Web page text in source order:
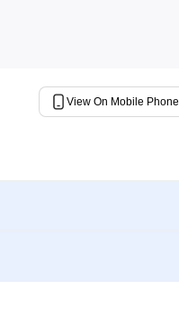
View On Mobile Phone